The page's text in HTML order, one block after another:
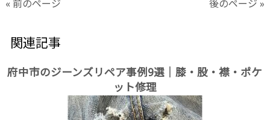
« 前のページ 後のページ »
関連記事
府中市のジーンズリペア事例9選｜膝・股・襟・ポケ
ット修理